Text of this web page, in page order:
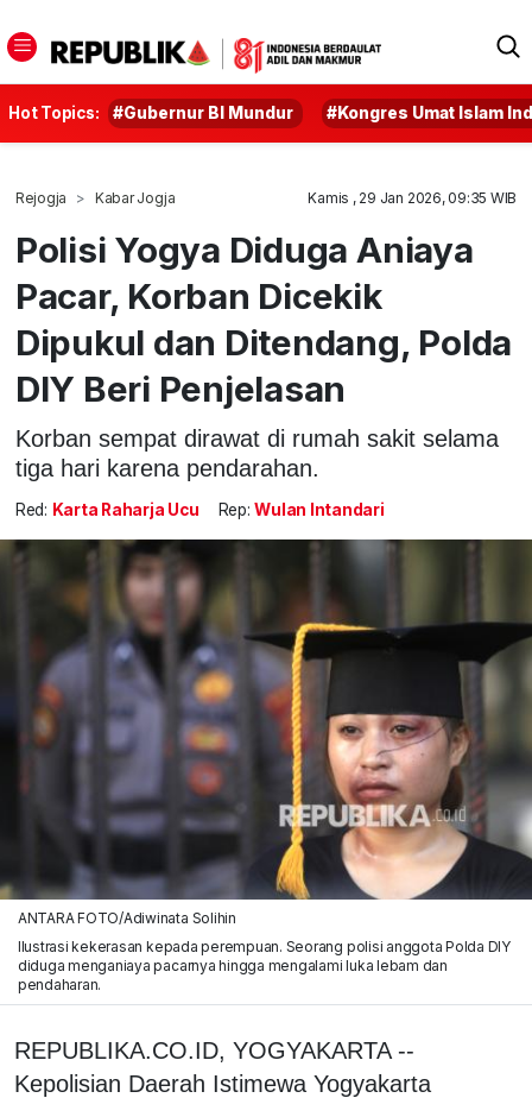
Hot Topics: #Gubernur BI Mundur #Kongres Umat Islam
Rejogja Kabar Jogja Kamis , 29 Jan 2026, 09:35 WIB
Polisi Yogya Diduga Aniaya
Pacar, Korban Dicekik
Dipukul dan Ditendang, Polda
DIY Beri Penjelasan
Korban sempat dirawat di rumah sakit selama
tiga hari karena pendarahan.
Red: Karta Raharja Ucu Rep: Wulan Intandari
ANTARA FOTO/Adiwinata Solihin
Ilustrasi kekerasan kepada perempuan. Seorang polisi anggota Polda DIY
diduga menganiaya pacarnya hingga mengalami luka lebam dan
pendaharan.
REPUBLIKA.CO.ID, YOGYAKARTA --
Kepolisian Daerah Istimewa Yogyakarta